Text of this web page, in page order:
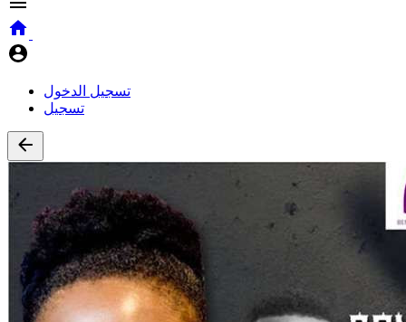
تسجيل الدخول
تسجيل